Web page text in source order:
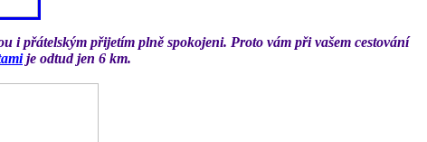
i přátelským přijetím plně spokojeni. Proto vám při vašem cestování
je odtud jen 6 km.